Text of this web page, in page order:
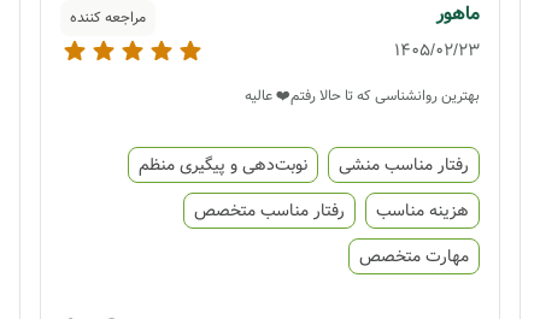
ماهور مراجعه کننده
1405/02/23
بهترین روانشناسی که تا حالا رفتم❤️ عالیه
رفتار مناسب منشی
نوبت‌دهی و پیگیری منظم
هزینه مناسب
رفتار مناسب متخصص
مهارت متخصص